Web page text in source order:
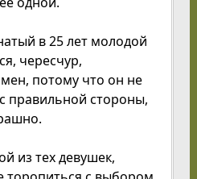
в 25 лет молодой
чересчур,
потому что он не
правильной стороны,
из тех девушек,